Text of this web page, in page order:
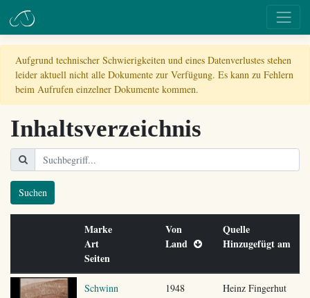
Aufgrund technischer Schwierigkeiten und eines Datenverlustes stehen
leider aktuell nicht alle Dokumente zur Verfügung. Es kann zu Fehlern
beim Aufrufen einzelner Dokumente kommen.
Inhaltsverzeichnis
Suchen
Marke
Art
Seiten
Von
Land
Quelle
Hinzugefügt am
Schwinn
1948
Heinz Fingerhut